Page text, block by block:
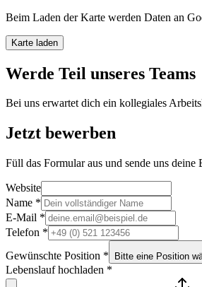
Beim Laden der Karte werden Daten an
Karte laden
Werde Teil unseres Teams
Bei uns erwartet dich ein kollegiales
Jetzt bewerben
Füll das Formular aus und sende uns deine
Website
Name *
E-Mail *
Telefon *
Gewünschte Position *
Bitte eine Position
Lebenslauf hochladen *